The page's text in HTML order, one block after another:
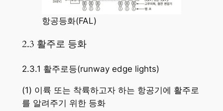
항공등화(FAL)
2.3 활주로 등화
2.3.1 활주로등(runway edge lights)
(1) 이륙 또는 착륙하고자 하는 항공기에 활주로
를 알려주기 위한 등화